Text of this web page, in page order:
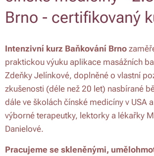
Brno - certifikovaný
Intenzivní kurz Baňkování Brno
praktickou výuku aplikace masážních
Zdeňky Jelínkové, doplněné o vlastní
zkušenosti (déle než 20 let) nasbírané
dále ve školách čínské medicíny v USA
výborné terapeutky, lektorky a lékařky
Danielové.
Pracujeme se skleněnými,